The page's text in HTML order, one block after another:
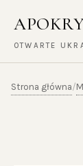
OTWARTE
Strona główna/